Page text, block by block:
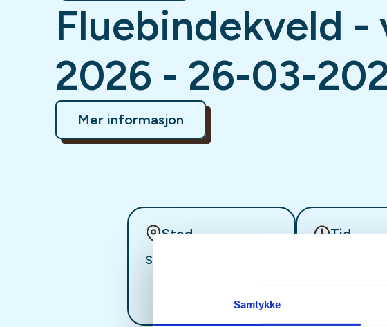
Samtykke
Fluebindekveld -
2026 - 26-03-
Mer informasjon
Sted
Sandefjord
Tid